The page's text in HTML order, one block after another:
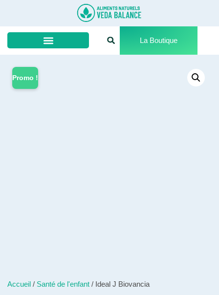
La Boutique
Promo !
Accueil / Santé de l'enfant / Ideal J Biovancia